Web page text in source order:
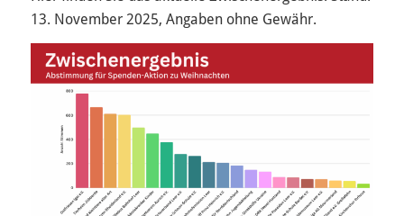
13. November 2025, Angaben ohne Gewähr.